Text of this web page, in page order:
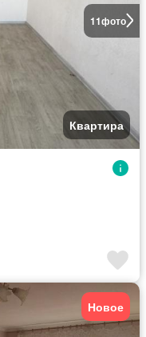
11фото
Квартира
Новое